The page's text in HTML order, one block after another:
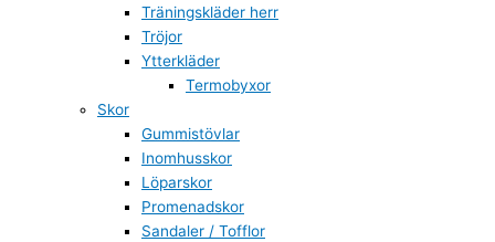
Träningskläder herr
Tröjor
Ytterkläder
Termobyxor
Skor
Gummistövlar
Inomhusskor
Löparskor
Promenadskor
Sandaler / Tofflor